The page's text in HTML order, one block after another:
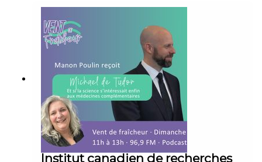
Institut canadien de recherches